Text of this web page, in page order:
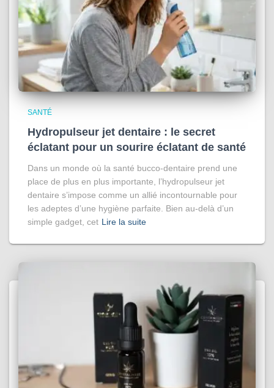
SANTÉ
Hydropulseur jet dentaire : le secret
éclatant pour un sourire éclatant de santé
Dans un monde où la santé bucco-dentaire prend une
place de plus en plus importante, l’hydropulseur jet
dentaire s’impose comme un allié incontournable pour
les adeptes d’une hygiène parfaite. Bien au-delà d’un
simple gadget, cet Lire la suite